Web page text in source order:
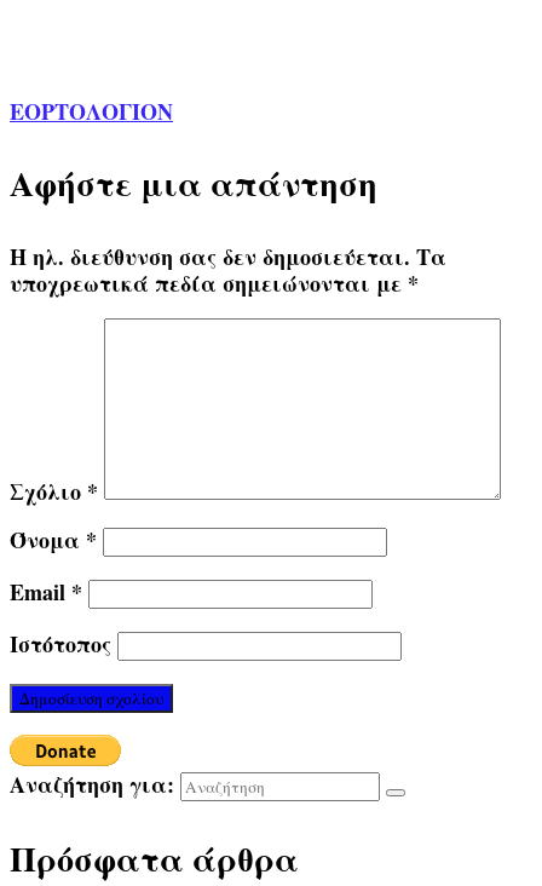
ΕΟΡΤΟΛΟΓΙΟΝ
Αφήστε μια απάντηση
Η ηλ. διεύθυνση σας δεν δημοσιεύεται. Τα
υποχρεωτικά πεδία σημειώνονται με *
Σχόλιο *
Όνομα *
Email *
Ιστότοπος
Αναζήτηση για:
Πρόσφατα άρθρα